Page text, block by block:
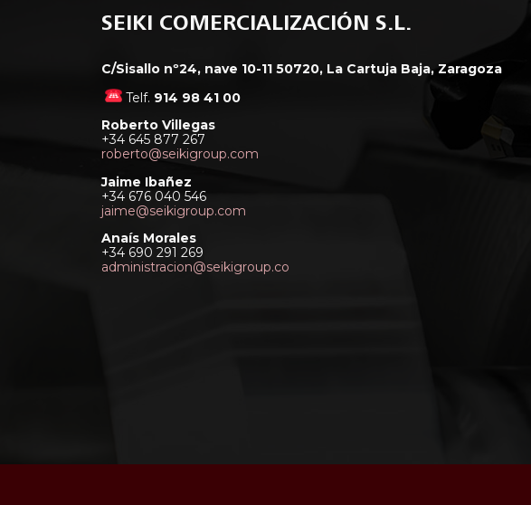
SEIKI COMERCIALIZACIÓN S.L.
C/Sisallo nº24, nave 10-11 50720, La Cartuja Baja, Zaragoza
Telf. 914 98 41 00
Roberto Villegas
+34 645 877 267
roberto@seikigroup.com
Jaime Ibañez
+34 676 040 546
jaime@seikigroup.com
Anaís Morales
+34 690 291 269
administracion@seikigroup.co